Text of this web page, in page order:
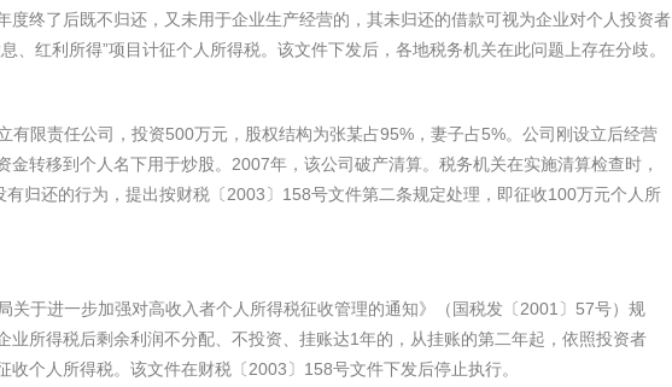
度终了后既不归还，又未用于企业生产经营的，其未归还的借款可视为企业对个人投资者
、红利所得”项目计征个人所得税。该文件下发后，各地税务机关在此问题上存在分歧。
有限责任公司，投资500万元，股权结构为张某占95%，妻子占5%。公司刚设立后经营
转移到个人名下用于炒股。 2007年，该公司破产清算。税务机关在实施清算检查时，
有归还的行为，提出按财税〔 2003 〕 158号文件第二条规定处理，即征收100万元个人所
关于进一步加强对高收入者个人所得税征收管理的通知》（国税发〔 2001 〕 57号）规
业所得税后剩余利润不分配、不投资、挂账达1 年的，从挂账的第二年起，依照投资者
收个人所得税。该文件在财税〔 2003 〕 158号文件下发后停止执行。